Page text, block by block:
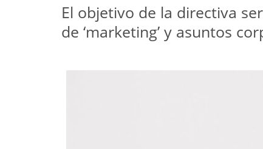
El objetivo de la directiva
de ‘marketing’ y asuntos